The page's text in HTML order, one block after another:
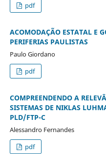
pdf
ACOMODAÇÃO ESTATAL E
PERIFERIAS PAULISTAS
Paulo Giordano
pdf
COMPREENDENDO A
SISTEMAS DE NIKLAS
PLD/FTP-C
Alessandro Fernandes
pdf